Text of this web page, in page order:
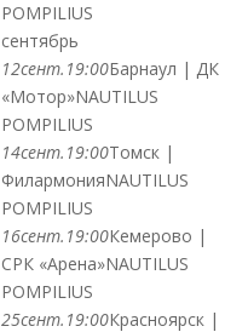
POMPILIUS
сентябрь
12сент. 19:00Барнаул | ДК
«Мотор»NAUTILUS
POMPILIUS
14сент. 19:00Томск |
ФилармонияNAUTILUS
POMPILIUS
16сент. 19:00Кемерово |
СРК «Арена»NAUTILUS
POMPILIUS
25сент. 19:00Красноярск |